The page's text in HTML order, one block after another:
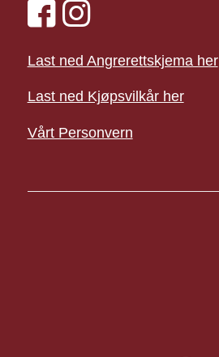
Last ned Angrerettskjema her
Last ned Kjøpsvilkår her
Vårt Personvern